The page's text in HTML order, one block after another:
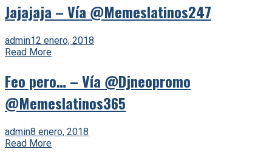
Jajajaja – Vía @Memeslatinos247
admin12 enero, 2018
Read More
Feo pero… – Vía @Djneopromo
@Memeslatinos365
admin8 enero, 2018
Read More